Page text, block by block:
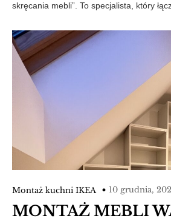
skręcania mebli”. To specjalista, który
Montaż kuchni IKEA 10 grudnia,
MONTAŻ MEBLI